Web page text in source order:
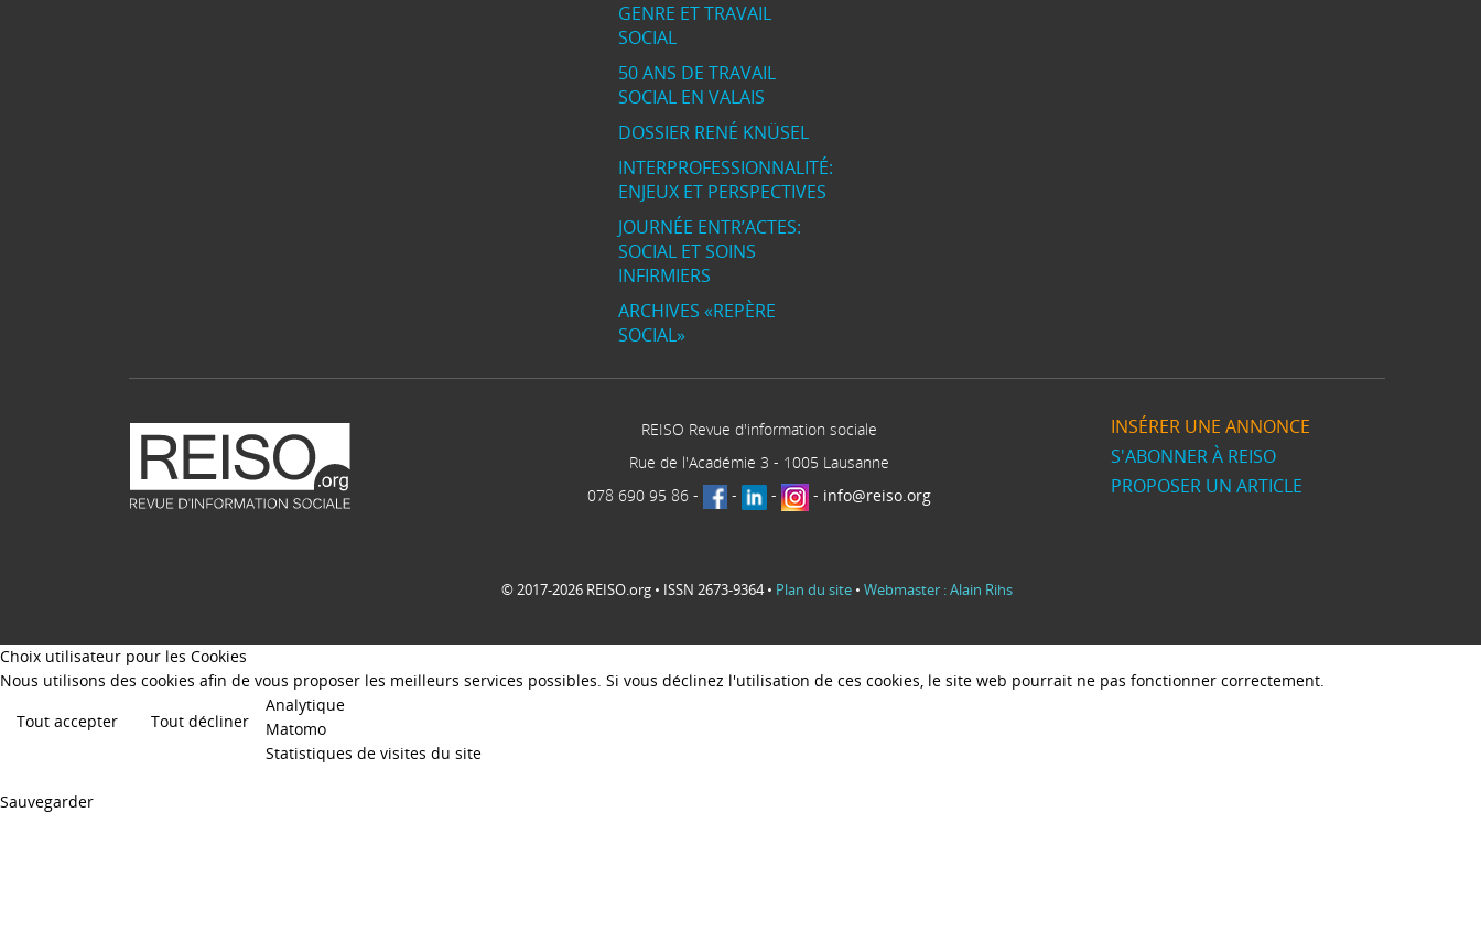
GENRE ET TRAVAIL
SOCIAL
50 ANS DE TRAVAIL
SOCIAL EN VALAIS
DOSSIER RENÉ KNÜSEL
INTERPROFESSIONNALITÉ:
ENJEUX ET PERSPECTIVES
JOURNÉE ENTR’ACTES:
SOCIAL ET SOINS
INFIRMIERS
ARCHIVES «REPÈRE
SOCIAL»
REISO Revue d'information sociale
Rue de l'Académie 3 - 1005 Lausanne
078 690 95 86 - - - - info@reiso.org
INSÉRER UNE ANNONCE
S'ABONNER À REISO
PROPOSER UN ARTICLE
© 2017-2026 REISO.org • ISSN 2673-9364 • Plan du site • Webmaster : Alain Rihs
Choix utilisateur pour les Cookies
Nous utilisons des cookies afin de vous proposer les meilleurs services possibles. Si vous déclinez l'utilisation de ces cookies, le site web pourrait ne pas fonctionner correctement.
Tout accepter
Tout décliner
Analytique
Matomo
Statistiques de visites du site
Sauvegarder